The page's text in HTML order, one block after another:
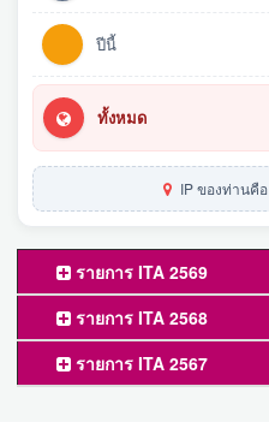
ปีนี้
ทั้งหมด
IP ของท่านคือ
รายการ ITA 2569
รายการ ITA 2568
รายการ ITA 2567